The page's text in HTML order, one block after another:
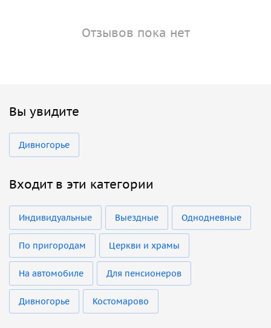
Отзывов пока нет
Вы увидите
Дивногорье
Входит в эти категории
Индивидуальные Выездные Однодневные
По пригородам Церкви и храмы
На автомобиле Для пенсионеров
Дивногорье Костомарово